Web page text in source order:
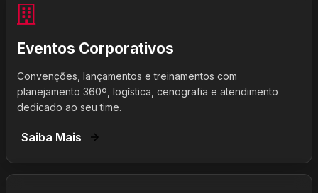
Eventos Corporativos
Convenções, lançamentos e treinamentos com
planejamento 360º, logística, cenografia e atendimento
dedicado ao seu time.
Saiba Mais